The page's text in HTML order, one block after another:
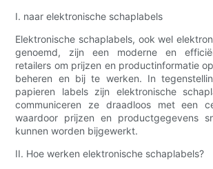
I. naar elektronische schaplabels
Elektronische schaplabels, ook wel
genoemd, zijn een moderne en
retailers om prijzen en productinformatie
beheren en bij te werken. In
papieren labels zijn elektronische
communiceren ze draadloos met een
waardoor prijzen en productgegevens
kunnen worden bijgewerkt.
II. Hoe werken elektronische schaplabels?